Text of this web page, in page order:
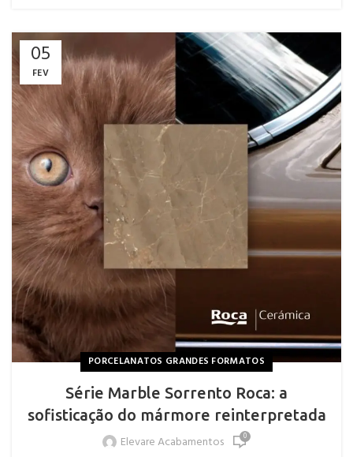
05
FEV
PORCELANATOS GRANDES FORMATOS
Série Marble Sorrento Roca: a
sofisticação do mármore reinterpretada
Elevare Acabamentos
0